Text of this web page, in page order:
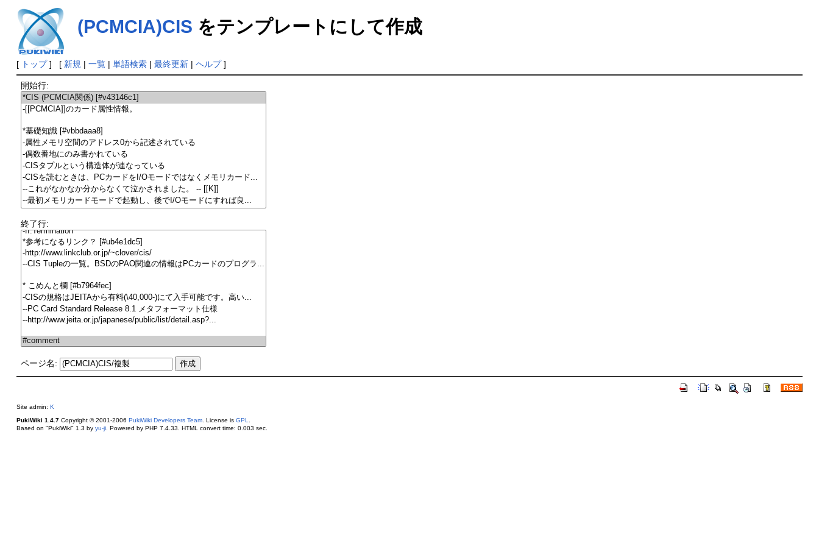
(PCMCIA)CIS をテンプレートにして作成
[ トップ] [ 新規 | 一覧| 単語検索| 最終更新| ヘルプ]
開始行:
終了行:
ページ名:
Site admin: K
PukiWiki 1.4.7Copyright © 2001-2006 PukiWiki Developers Team. License is GPL
Based on "PukiWiki" 1.3 by yu-ji. Powered by PHP 7.4.33. HTML convert time: 0.003 sec.